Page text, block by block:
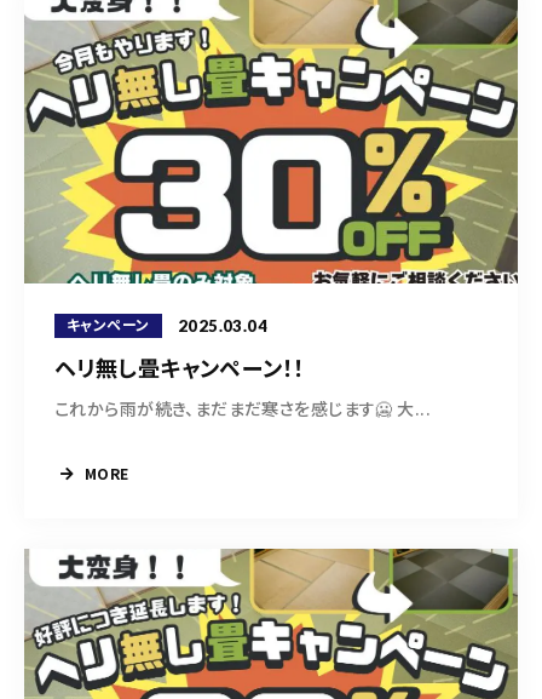
キャンペーン 2025.03.04
ヘリ無し畳キャンペーン！！
これから雨が続き、まだまだ寒さを感じます🥶 大...
MORE